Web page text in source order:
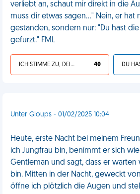
verliebt an, schaut mir direkt in die
muss dir etwas sagen..." Nein, er hat
gestanden, sondern nur: "Du hast
gefurzt." FML
ICH STIMME ZU, DEIN LEBEN IST SCHEISSE 40
Unter Gloups - 01/02/2025 10:04
Heute, erste Nacht bei meinem
ich Jungfrau bin, benimmt er sich
Gentleman und sagt, dass er warten
bin. Mitten in der Nacht, geweckt
öffne ich plötzlich die Augen und